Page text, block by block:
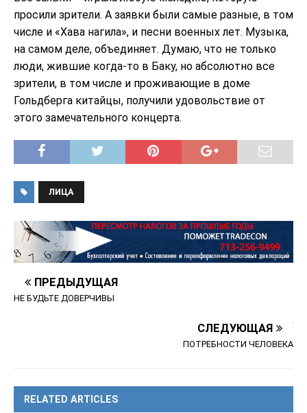
просили зрители. А заявки были самые разные, в том
числе и «Хава нагила», и песни военных лет. Музыка,
на самом деле, объединяет. Думаю, что не только
люди, жившие когда-то в Баку, но абсолютно все
зрители, в том числе и проживающие в доме
Гольдберга китайцы, получили удовольствие от
этого замечательного концерта.
ЛИЦА
ПРЕДЫДУЩАЯ
НЕ БУДЬТЕ ДОВЕРЧИВЫ
СЛЕДУЮЩАЯ
ПОТРЕБНОСТИ ЧЕЛОВЕКА
RELATED ARTICLES